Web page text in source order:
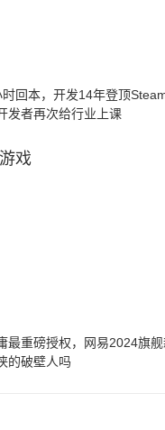
时回本，开发14年登顶
发者再次给行业上课
戏
最重磅授权，网易2024旗
的破壁人吗